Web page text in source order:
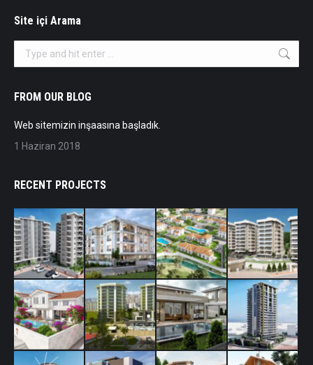
Site içi Arama
Search:
FROM OUR BLOG
Web sitemizin inşaasına başladık.
1 Haziran 2018
RECENT PROJECTS